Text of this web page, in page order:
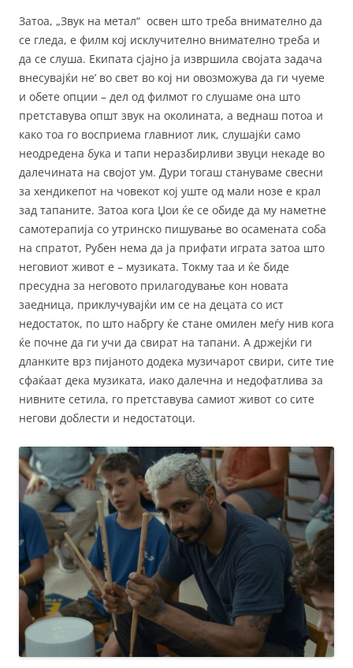
Затоа, „Звук на метал“ освен што треба внимателно да
се гледа, е филм кој исклучително внимателно треба и
да се слуша. Екипата сјајно ја извршила својата задача
внесувајќи не’ во свет во кој ни овозможува да ги чуеме
и обете опции – дел од филмот го слушаме она што
претставува општ звук на околината, а веднаш потоа и
како тоа го восприема главниот лик, слушајќи само
неодредена бука и тапи неразбирливи звуци некаде во
далечината на својот ум. Дури тогаш стануваме свесни
за хендикепот на човекот кој уште од мали нозе е крал
зад тапаните. Затоа кога Џои ќе се обиде да му наметне
самотерапија со утринско пишување во осамената соба
на спратот, Рубен нема да ја прифати играта затоа што
неговиот живот е – музиката. Токму таа и ќе биде
пресудна за неговото прилагодување кон новата
заедница, приклучувајќи им се на децата со ист
недостаток, по што набргу ќе стане омилен меѓу нив кога
ќе почне да ги учи да свират на тапани. А држејќи ги
дланките врз пијаното додека музичарот свири, сите тие
сфаќаат дека музиката, иако далечна и недофатлива за
нивните сетила, го претставува самиот живот со сите
негови доблести и недостатоци.